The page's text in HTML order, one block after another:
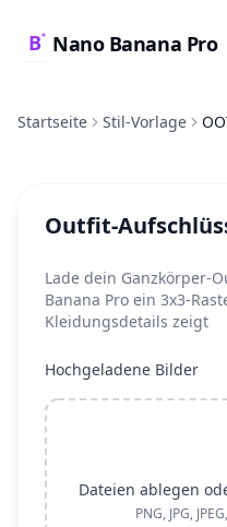
Nano Banana Pro
Startseite Stil-Vorlage
Outfit-
Lade dein Ganzkörper-
Banana Pro ein 3x3-
Kleidungsdetails zeigt
Hochgeladene Bilder
Dateien ablegen
PNG, JPG,